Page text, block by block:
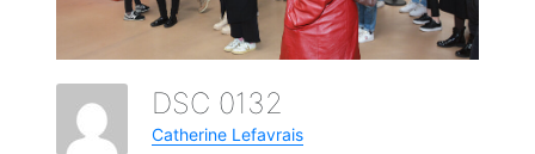
DSC 0132
Catherine Lefavrais